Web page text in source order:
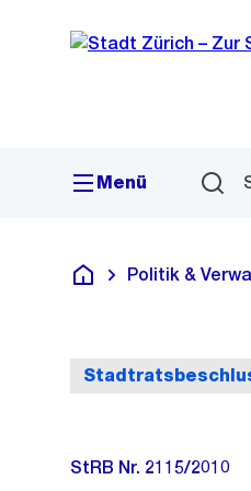
Navigation
Sprunglink
Menü
Deutsch
Politik &
StRB Nr. 2115/2010